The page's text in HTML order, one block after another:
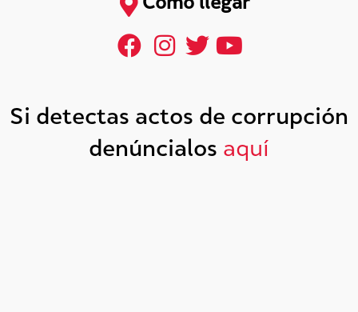
Cómo llegar
Si detectas actos de corrupción
denúncialos aquí